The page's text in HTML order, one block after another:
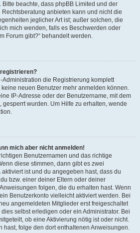
beachte, dass phpBB Limited und der
anbieten kann und nicht die
jeglicher Art ist; außer solchen, die
mich wenden, falls es Beschwerden oder
Forum gibt?“ behandelt werden.
Administration die Registrierung komplett
neuen Benutzer mehr anmelden können.
IP-Adresse oder der Benutzername, mit dem
gesperrt wurden. Um Hilfe zu erhalten, wende
mich aber nicht anmelden!
Benutzernamen und das richtige
diese stimmen, dann gibt es zwei
aktiviert ist und du angegeben hast, dass du
bzw. einer deiner Eltern oder deiner
folgen, die du erhalten hast. Wenn
Benutzerkonto vielleicht aktiviert werden. Bei
angemeldeten Mitglieder erst freigeschaltet
selbst erledigen oder ein Administrator. Bei
ob eine Aktivierung nötig ist oder nicht.
hast, folge den dort enthaltenen Anweisungen.